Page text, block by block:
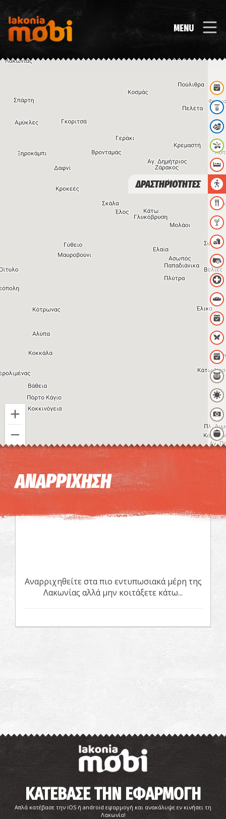
MENU
Η εικόνα ενδέχεται να υπόκειται σε πνευματικά δικαιώματα Όροι
ΔΡΑΣΤΗΡΙΟΤΗΤΕΣ
ΑΝΑΡΡΙΧΗΣΗ
Αναρριχηθείτε στα πιο εντυπωσιακά μέρη της
Λακωνίας αλλά μην κοιτάξετε κάτω...
ΚΑΤΕΒΑΣΕ ΤΗΝ ΕΦΑΡΜΟΓΗ
Απλά κατέβασε την iOS ή android εφαρμογή και ανακάλυψε εν κινήσει τη
Λακωνία!